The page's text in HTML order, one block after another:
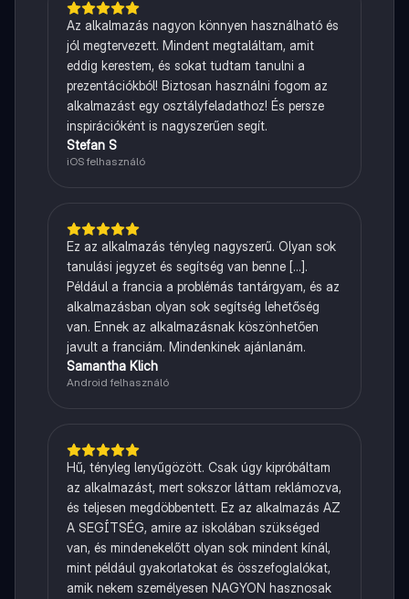
Az alkalmazás nagyon könnyen használható és
jól megtervezett. Mindent megtaláltam, amit
eddig kerestem, és sokat tudtam tanulni a
prezentációkból! Biztosan használni fogom az
alkalmazást egy osztályfeladathoz! És persze
inspirációként is nagyszerűen segít.
Stefan S
iOS felhasználó
Ez az alkalmazás tényleg nagyszerű. Olyan sok
tanulási jegyzet és segítség van benne [...].
Például a francia a problémás tantárgyam, és az
alkalmazásban olyan sok segítség lehetőség
van. Ennek az alkalmazásnak köszönhetően
javult a franciám. Mindenkinek ajánlanám.
Samantha Klich
Android felhasználó
Hű, tényleg lenyűgözött. Csak úgy kipróbáltam
az alkalmazást, mert sokszor láttam reklámozva,
és teljesen megdöbbentett. Ez az alkalmazás AZ
A SEGÍTSÉG, amire az iskolában szükséged
van, és mindenekelőtt olyan sok mindent kínál,
mint például gyakorlatokat és összefoglalókat,
amik nekem személyesen NAGYON hasznosak